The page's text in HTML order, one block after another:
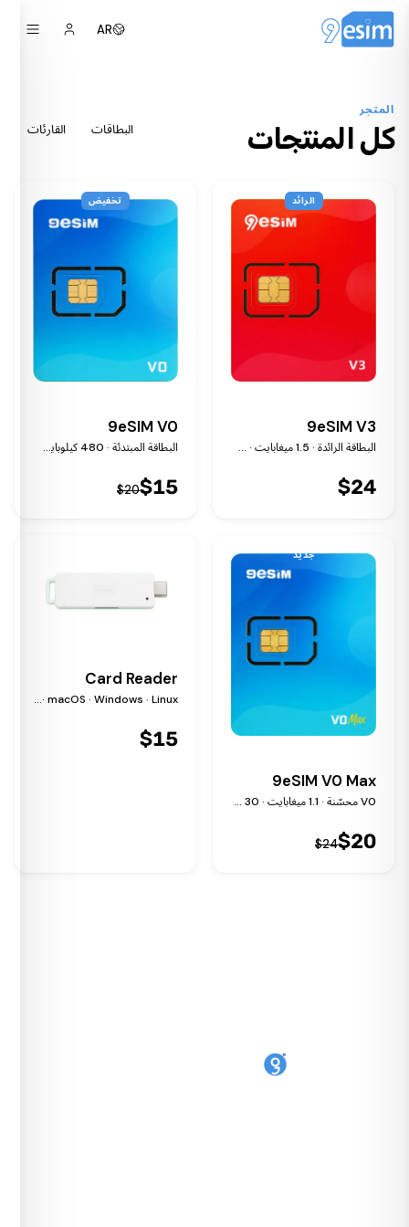
AR
المتجر
كل المنتجات البطاقات القارئات
الرائد
9eSIM V3
البطاقة الرائدة · 1.5 ميغابايت · 50 ملفًا
$24
تخفيض
9eSIM V0
البطاقة المبتدئة · 480 كيلوبايت · 15 ملفًا
$15
$20
جديد
9eSIM V0 Max
V0 محسّنة · 1.1 ميغابايت · 30 ملفًا
$20
$24
Card Reader
USB-C · iOS · Android · macOS · Windows · Linux
$15